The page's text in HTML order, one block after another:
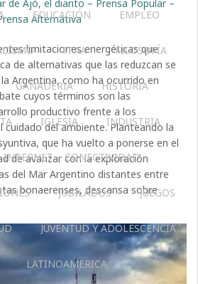
EDUCACIÓN EMPLEO
FFAA FILOSOFÍA
GANADERIA HISTORIA
IGLESIA INDUSTRIA
INTERNET – CONECTIVIDAD
JUBILADOS JUEGOS
JUVENTUD Y ADOLESCENCIA
LATINOAMERICA
de Ajó, el diarito – Prensa Popular –
Alternativa
limitaciones energéticas que
de alternativas que las reduzcan se
Argentina, como ha ocurrido en
cuyos términos son las
productivo frente a los
cuidado del ambiente. Planteando la
que ha vuelto a ponerse en el
de avanzar con la exploración
del Mar Argentino distantes entre
bonaerenses, descansa sobre